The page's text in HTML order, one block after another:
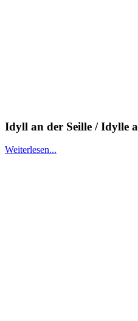
Idyll an der Seille / Idylle
Weiterlesen...